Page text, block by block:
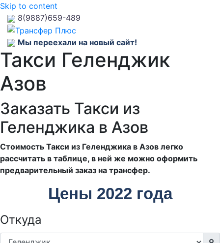
Skip to content
8(9887)659-489
Мы переехали на новый сайт!
Такси Геленджик
Азов
Заказать Такси из
Геленджика в Азов
Стоимость Такси из Геленджика в Азов легко
рассчитать в таблице, в ней же можно оформить
предварительный заказ на трансфер.
Цены 2022 года
Откуда